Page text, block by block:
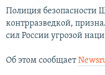
Вернутся
поиску
ИНТЕРАКТИВ
ИНФОГРАФИКА
СОВЕТЫ ПРАВОЗАЩИТНИКОВ
РАДІО СВОБОДА
КАК ОБОЙТИ
Українською
Полиция
контрразведкой,
сил России угрозой
Об этом сообщает